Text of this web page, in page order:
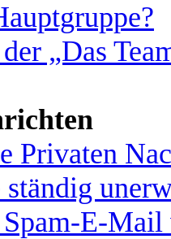
„Das
Privaten
E-